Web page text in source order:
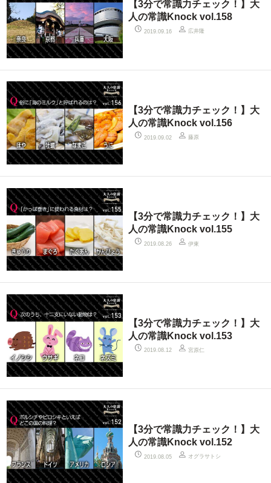
【3分で常識力チェック！】大
人の常識Knock vol.158
2019.09.16 広井隆
【3分で常識力チェック！】大
人の常識Knock vol.156
2019.09.02 藤原
【3分で常識力チェック！】大
人の常識Knock vol.155
2019.08.26 伊東
【3分で常識力チェック！】大
人の常識Knock vol.153
2019.08.12 宮原仁
【3分で常識力チェック！】大
人の常識Knock vol.152
2019.08.05 オグラサトシ